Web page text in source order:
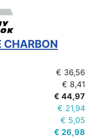
€ 36,56
€ 8,41
€ 44,97
€ 21,94
€ 5,05
€ 26,98